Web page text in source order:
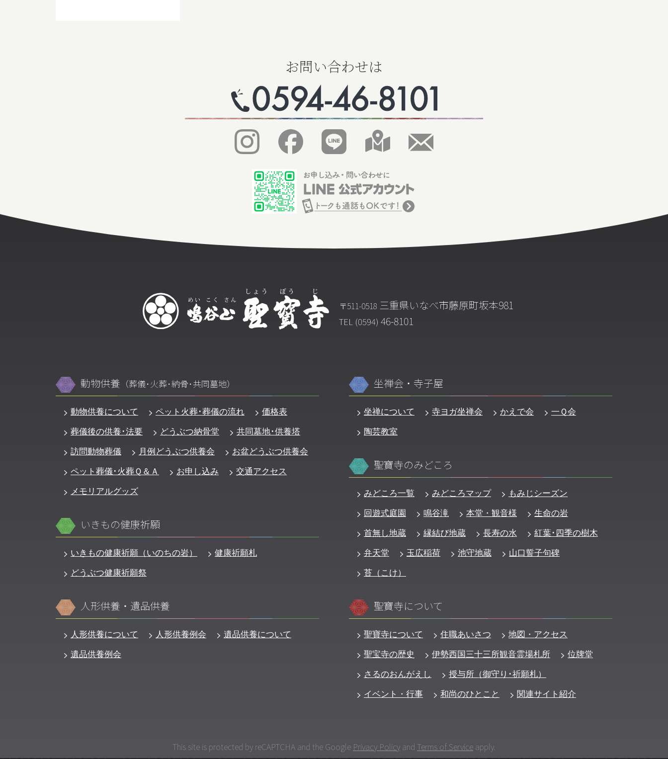
お問い合わせは
〒511-0518 三重県いなべ市藤原町坂本981
TEL (0594) 46-8101
動物供養 （葬儀･火葬･納骨･共同墓地）
動物供養について ペット火葬･葬儀の流れ
価格表
葬儀後の供養･法要
どうぶつ納骨堂
共同墓地･供養塔
訪問動物葬儀
月例どうぶつ供養会
お盆どうぶつ供養会
ペット葬儀･火葬Ｑ＆Ａ
お申し込み
交通アクセス
メモリアルグッズ
いきもの健康祈願
いきもの健康祈願（いのちの岩）
健康祈願札
どうぶつ健康祈願祭
人形供養・遺品供養
人形供養について 人形供養例会
遺品供養について
遺品供養例会
坐禅会・寺子屋
坐禅について 寺ヨガ坐禅会 かえで会
一Ｑ会
陶芸教室
聖寶寺のみどころ
みどころ一覧 みどころマップ
もみじシーズン
回遊式庭園
鳴谷滝 本堂・観音様
生命の岩
首無し地蔵
縁結び地蔵 長寿の水
紅葉･四季の樹木
弁天堂
玉広稲荷 池守地蔵
山口誓子句碑
苔（こけ）
聖寶寺について
聖寶寺について 住職あいさつ
地図・アクセス
聖宝寺の歴史
伊勢西国三十三所観音霊場札所
位牌堂
さるのおんがえし
授与所（御守り･祈願札）
イベント・行事
和尚のひとこと 関連サイト紹介
This site is protected by reCAPTCHA and the Google Privacy Policy and Terms of Service apply.